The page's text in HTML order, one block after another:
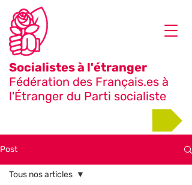
Socialistes à l'étranger
Fédération des Français.es à
l'Étranger du Parti socialiste
Post
Tous nos articles